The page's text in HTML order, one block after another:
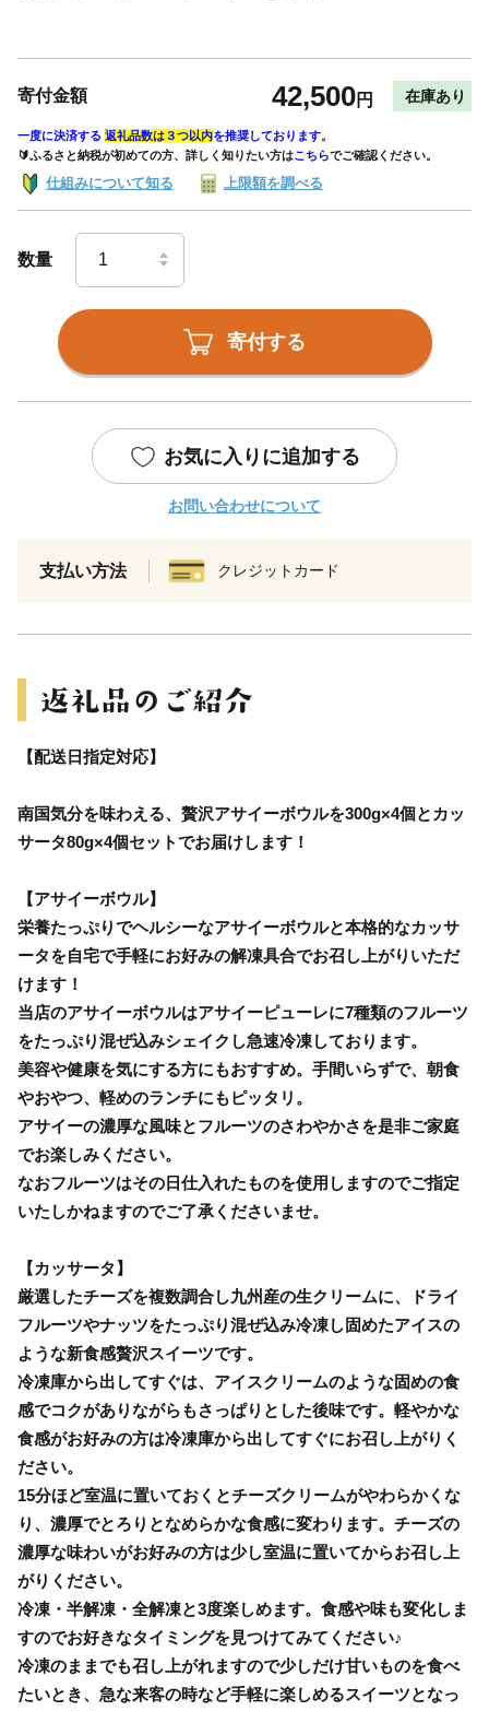
寄付金額 42,500円 在庫あり
一度に決済する 返礼品数は３つ以内を推奨しております。
🔰ふるさと納税が初めての方、詳しく知りたい方はこちらでご確認ください。
仕組みについて知る 上限額を調べる
数量
寄付する
お気に入りに追加する
お問い合わせについて
支払い方法 クレジットカード
【配送日指定対応】
南国気分を味わえる、贅沢アサイーボウルを300g×4個とカッ
サータ80g×4個セットでお届けします！
【アサイーボウル】
栄養たっぷりでヘルシーなアサイーボウルと本格的なカッサ
ータを自宅で手軽にお好みの解凍具合でお召し上がりいただ
けます！
当店のアサイーボウルはアサイーピューレに7種類のフルーツ
をたっぷり混ぜ込みシェイクし急速冷凍しております。
美容や健康を気にする方にもおすすめ。手間いらずで、朝食
やおやつ、軽めのランチにもピッタリ。
アサイーの濃厚な風味とフルーツのさわやかさを是非ご家庭
でお楽しみください。
なおフルーツはその日仕入れたものを使用しますのでご指定
いたしかねますのでご了承くださいませ。
【カッサータ】
厳選したチーズを複数調合し九州産の生クリームに、ドライ
フルーツやナッツをたっぷり混ぜ込み冷凍し固めたアイスの
ような新食感贅沢スイーツです。
冷凍庫から出してすぐは、アイスクリームのような固めの食
感でコクがありながらもさっぱりとした後味です。軽やかな
食感がお好みの方は冷凍庫から出してすぐにお召し上がりく
ださい。
15分ほど室温に置いておくとチーズクリームがやわらかくな
り、濃厚でとろりとなめらかな食感に変わります。チーズの
濃厚な味わいがお好みの方は少し室温に置いてからお召し上
がりください。
冷凍・半解凍・全解凍と3度楽しめます。食感や味も変化しま
すのでお好きなタイミングを見つけてみてください♪
冷凍のままでも召し上がれますので少しだけ甘いものを食べ
たいとき、急な来客の時など手軽に楽しめるスイーツとなっ